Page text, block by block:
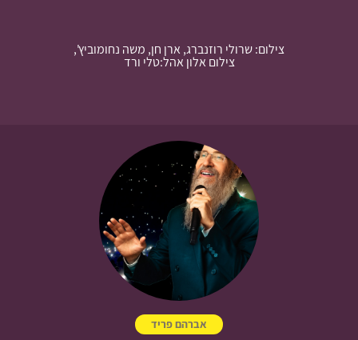
צילום: שרולי רוזנברג, ארן חן, משה נחומוביץ',
צילום אלון אהל:טלי ורד
אברהם פריד